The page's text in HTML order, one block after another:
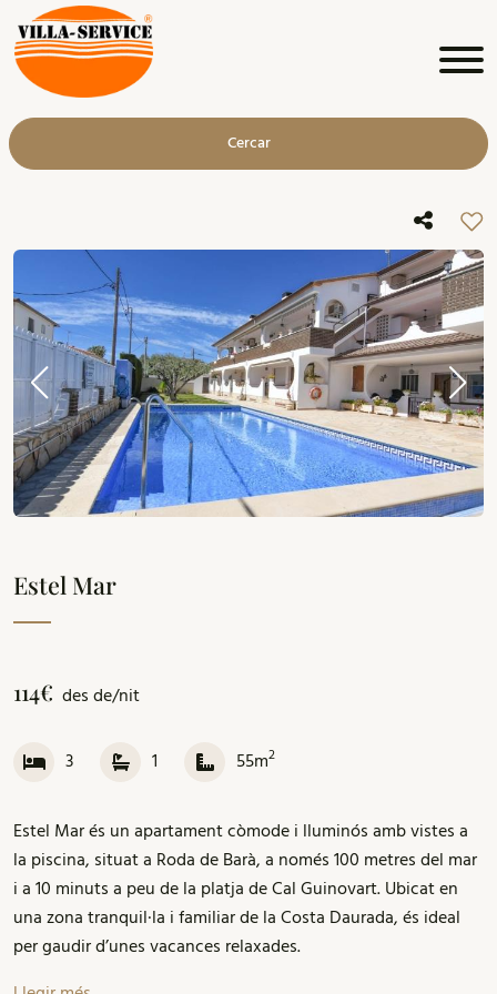
Cercar
Estel Mar
3 1 55m2
Estel Mar és un apartament còmode i lluminós amb vistes a
la piscina, situat a Roda de Barà, a només 100 metres del mar
i a 10 minuts a peu de la platja de Cal Guinovart. Ubicat en
una zona tranquil·la i familiar de la Costa Daurada, és ideal
per gaudir d’unes vacances relaxades.
114€ des de/nit